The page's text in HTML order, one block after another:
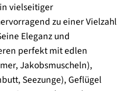
vielseitiger
zu einer Vielzahl
Eleganz und
perfekt mit edlen
Jakobsmuscheln),
Seezunge), Geflügel